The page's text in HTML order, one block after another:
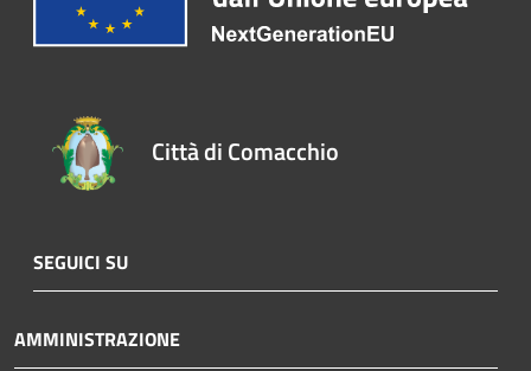
Città di Comacchio
SEGUICI SU
AMMINISTRAZIONE